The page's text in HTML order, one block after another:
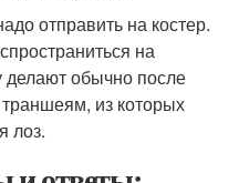
отправить на костер.
на
делают обычно после
из которых
лоз.